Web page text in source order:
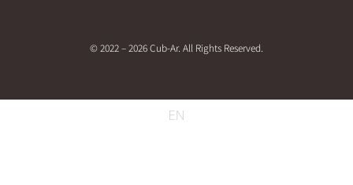
© 2022 – 2026 Cub-Ar. All Rights Reserved.